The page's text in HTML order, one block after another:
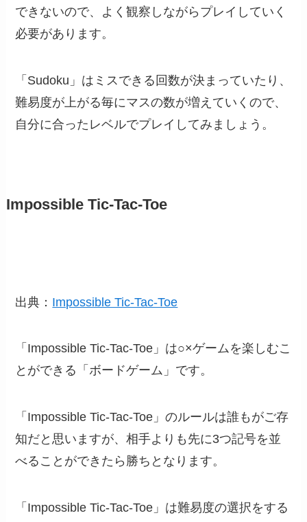
できないので、よく観察しながらプレイしていく
必要があります。
「Sudoku」はミスできる回数が決まっていたり、
難易度が上がる毎にマスの数が増えていくので、
自分に合ったレベルでプレイしてみましょう。
Impossible Tic-Tac-Toe
出典： Impossible Tic-Tac-Toe
「Impossible Tic-Tac-Toe」は○×ゲームを楽しむこ
とができる「ボードゲーム」です。
「Impossible Tic-Tac-Toe」のルールは誰もがご存
知だと思いますが、相手よりも先に3つ記号を並
べることができたら勝ちとなります。
「Impossible Tic-Tac-Toe」は難易度の選択をする